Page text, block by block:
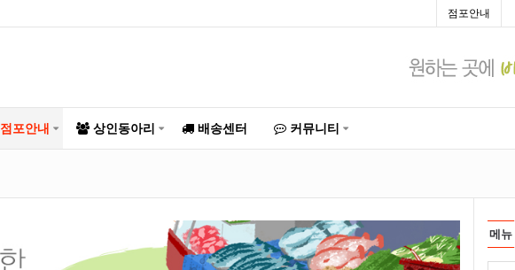
점포안내
점포안내 상인동아리 배송센터 커뮤니티
메뉴